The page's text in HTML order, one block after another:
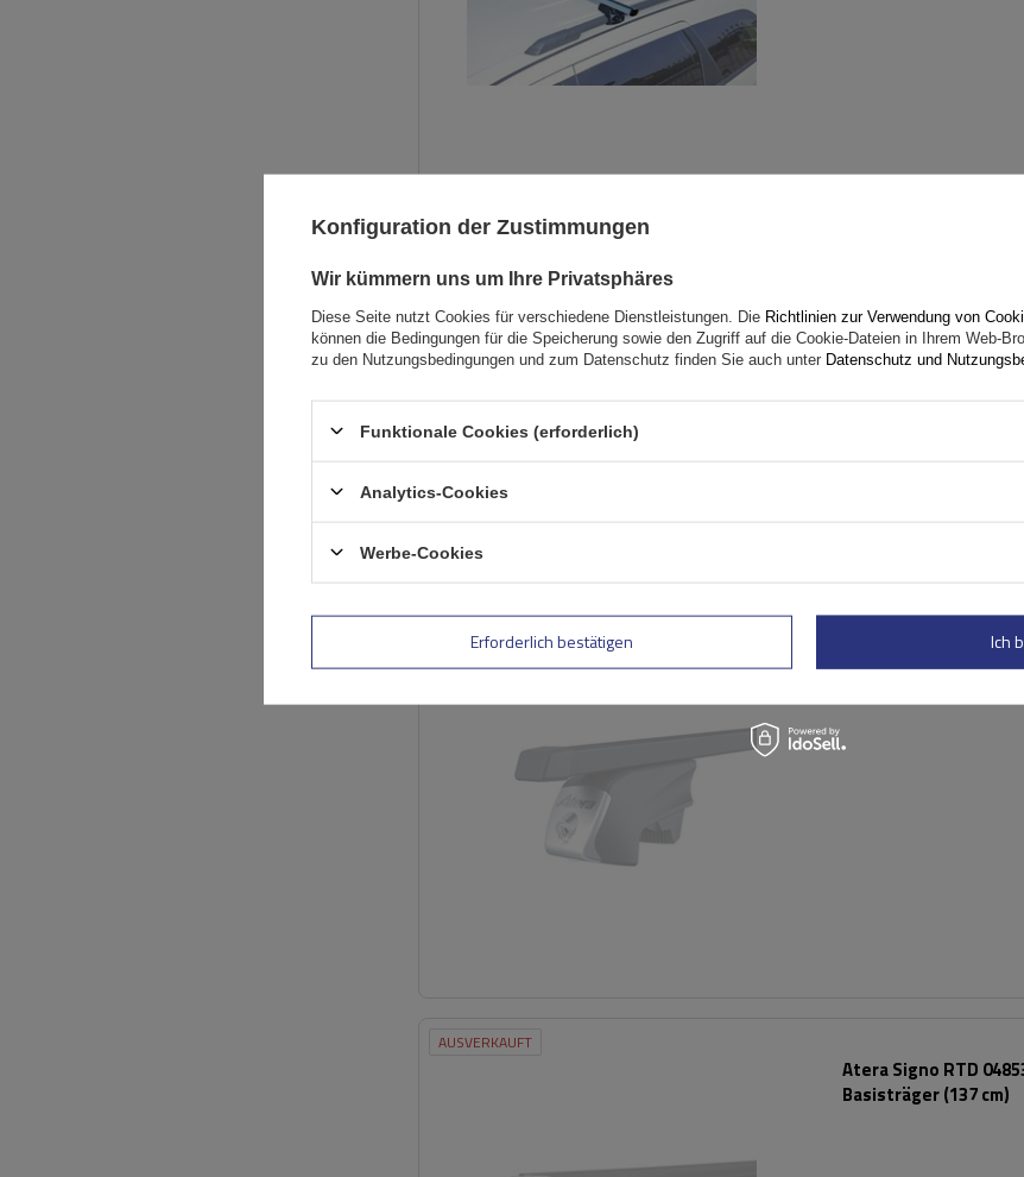
AUSVERKAUFT
AUSVERKAUFT
Atera Signo RTD
AUSVERKAUFT
Atera Signo RTD
Basisträger (137 cm)
Konfiguration der Zustimmungen
Wir kümmern uns um Ihre Privatsphäres
Diese Seite nutzt Cookies für verschiedene Dienstleistungen. Die Richtlinien zur Verwendung von
können die Bedingungen für die Speicherung sowie den Zugriff auf die Cookie-Dateien in Ihrem Web-
zu den Nutzungsbedingungen und zum Datenschutz finden Sie auch unter Datenschutz und
Funktionale Cookies (erforderlich)
Analytics-Cookies
Werbe-Cookies
Erforderlich bestätigen Ich